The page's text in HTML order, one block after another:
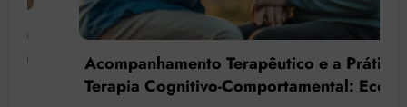
Acompanhamento Terapêutico e a Prática da
Terapia Cognitivo-Comportamental: Econtros